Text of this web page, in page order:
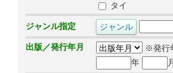
タイ
ジャンル指定
出版／発行年月
※発行
年